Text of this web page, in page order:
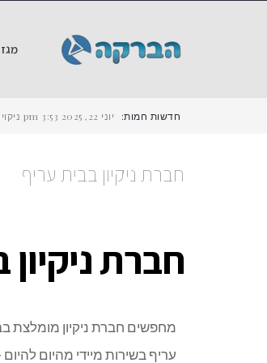
חדשות חמות: יוני 22, 2025 3:53 pm ניקוי
חברת ניקיון בבית עריף
חברת
מחפשים חברת ניקיון מומלצת
עריף בשירות מיידי מהיום להיום –